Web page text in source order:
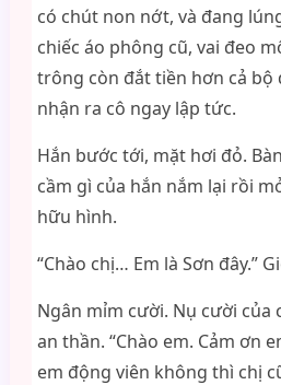
có chút non nớt, và đang
chiếc áo phông cũ, vai đeo
trông còn đắt tiền hơn cả bộ
nhận ra cô ngay lập tức.
Hắn bước tới, mặt hơi đỏ.
cầm gì của hắn nắm lại rồi
hữu hình.
“Chào chị… Em là Sơn đây.”
Ngân mỉm cười. Nụ cười của
an thần. “Chào em. Cảm ơn
em động viên không thì chị